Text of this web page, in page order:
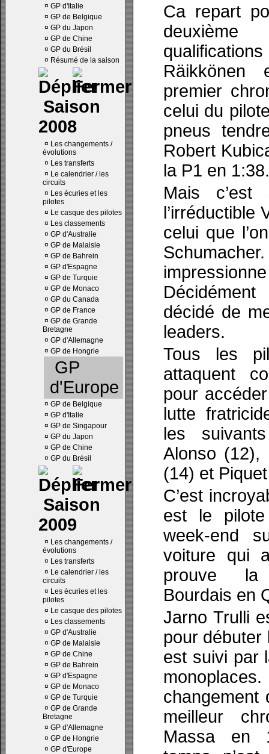
¤ GP d'Italie
¤ GP de Belgique
¤ GP du Japon
¤ GP de Chine
¤ GP du Brésil
¤ Résumé de la saison
Saison
2008
¤ Les changements /
évolutions
¤ Les transferts
¤ Le calendrier / les
circuits
¤ Les écuries et les
pilotes
¤ Le casque des pilotes
¤ Les classements
¤ GP d'Australie
¤ GP de Malaisie
¤ GP de Bahrein
¤ GP d'Espagne
¤ GP de Turquie
¤ GP de Monaco
¤ GP du Canada
¤ GP de France
¤ GP de Grande
Bretagne
¤ GP d'Allemagne
¤ GP de Hongrie
GP
d'Europe
¤ GP de Belgique
¤ GP d'Italie
¤ GP de Singapour
¤ GP du Japon
¤ GP de Chine
¤ GP du Brésil
Saison
2009
¤ Les changements /
évolutions
¤ Les transferts
¤ Le calendrier / les
circuits
¤ Les écuries et les
pilotes
¤ Le casque des pilotes
¤ Les classements
¤ GP d'Australie
¤ GP de Malaisie
¤ GP de Chine
¤ GP de Bahrein
¤ GP d'Espagne
¤ GP de Monaco
¤ GP de Turquie
¤ GP de Grande
Bretagne
¤ GP d'Allemagne
¤ GP de Hongrie
¤ GP d'Europe
Ca repart
Räikkönen
premier
celui du
pneus
Robert
la P1 en
Mais c’est
l’irréductible
celui que
décidé de
leaders.
Tous les
attaquent
pour
lutte
les
Alonso (12),
(14) et
C’est
est le
week-end
voiture qui
prouve la
Bourdais en
Jarno Trulli
pour débuter
est suivi par
changement
meilleur
Massa en